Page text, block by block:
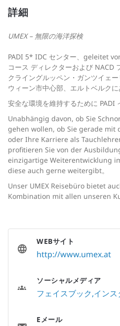
詳細
UMEX – 無限の海洋探検
PADI 5* IDC センター、geleitet
コース ディレクターおよび NACD
クライングルッペン・ガンツイェ
ウィーン市中心部、エルトベルク
安全な環境を維持するために PADI
Unabhängig davon, ob Sie
gehen wollen, ob Sie gerade mit
oder Ihre Karriere als
profitieren Sie von der
einzigartige Weiterentwicklung
diese auch gerne weitergibt。
Unser UMEX Reisebüro bietet
Kombination mit allen unseren
WEBサイト
http://www.umex.at
ソーシャルメディア
フェイスブック インス
Eメール